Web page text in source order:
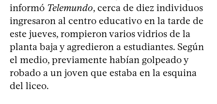
informó Telemundo, cerca de diez individuos
ingresaron al centro educativo en la tarde de
este jueves, rompieron varios vidrios de la
planta baja y agredieron a estudiantes. Según
el medio, previamente habían golpeado y
robado a un joven que estaba en la esquina
del liceo.